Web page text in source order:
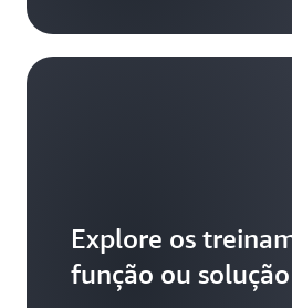
Explore os
função ou solução